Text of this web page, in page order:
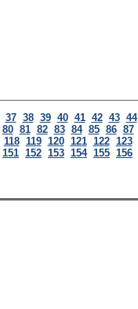
37 38 39 40 41 42 43 44
80 81 82 83 84 85 86 87
118 119 120 121 122 123
151 152 153 154 155 156